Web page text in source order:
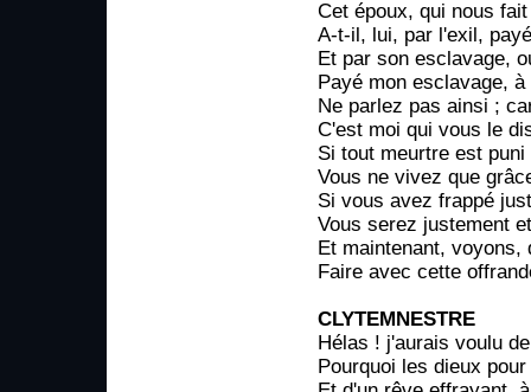
Cet époux, qui nous
A-t-il, lui, par l'exil,
Et par son esclavage,
Payé mon esclavage,
Ne parlez pas ainsi ;
C'est moi qui vous le
Si tout meurtre est
Vous ne vivez que
Si vous avez frappé
Vous serez justement
Et maintenant, voyons,
Faire avec cette
CLYTEMNESTRE
Hélas ! j'aurais voulu
Pourquoi les dieux